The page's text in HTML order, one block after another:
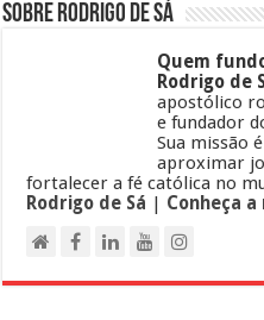
Sobre Rodrigo de Sá
Quem
Rodrigo de
apostólico
e fundador
Sua missão
aproximar
fortalecer a fé católica no
Rodrigo de Sá | Conheça